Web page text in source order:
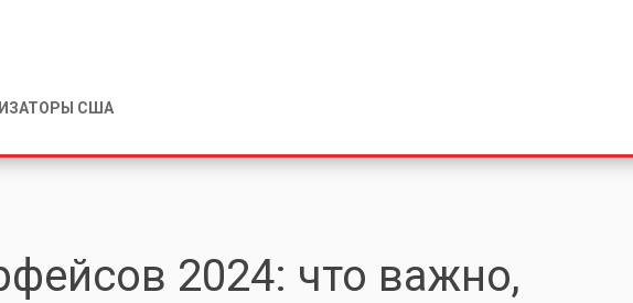
США
2024: что важно,